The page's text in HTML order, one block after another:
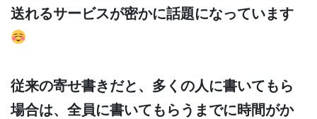
送れるサービスが密かに話題になっています
従来の寄せ書きだと、多くの人に書いてもら
場合は、全員に書いてもらうまでに時間がか